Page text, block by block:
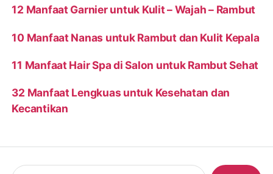
12 Manfaat Garnier untuk Kulit – Wajah – Rambut
10 Manfaat Nanas untuk Rambut dan Kulit Kepala
11 Manfaat Hair Spa di Salon untuk Rambut Sehat
32 Manfaat Lengkuas untuk Kesehatan dan
Kecantikan
Search